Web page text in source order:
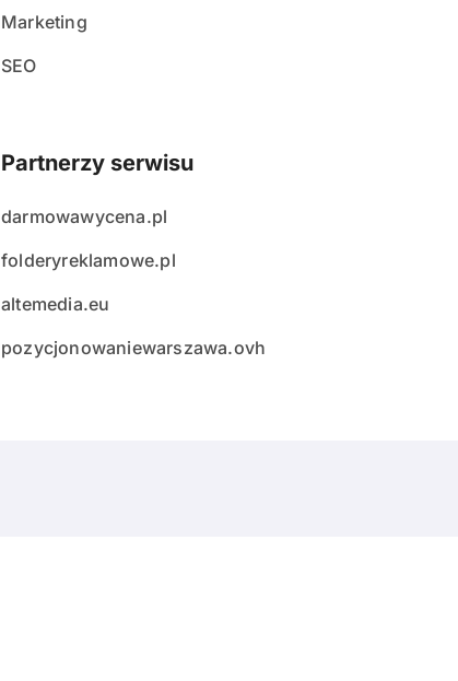
Marketing
SEO
Partnerzy serwisu
darmowawycena.pl
folderyreklamowe.pl
altemedia.eu
pozycjonowaniewarszawa.ovh